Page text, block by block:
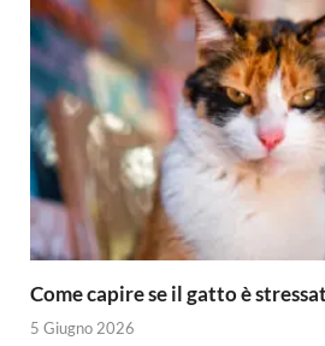
Come capire se il gatto è
5 Giugno 2026